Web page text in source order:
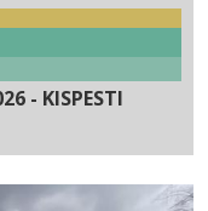
- KISPESTI